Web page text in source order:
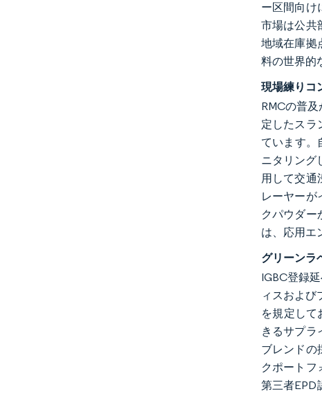
ー区間向け
市場は公共
地域在庫拠
料の世界的
現場練りコ
RMCの普
定したスラ
ています。
ニタリング
用して交通
レーヤーが
クパウダー
は、応用エ
グリーンラ
IGBC登録
ィスおよび
を規定して
きるサプラ
ブレンドの
クポートフ
第三者EPD